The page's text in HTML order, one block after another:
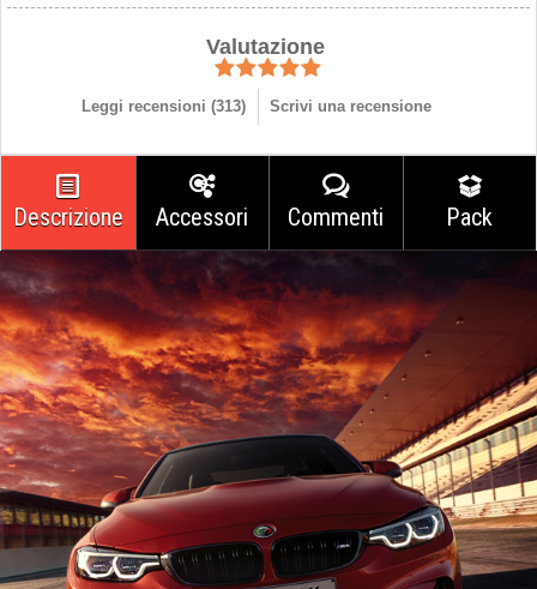
Valutazione
Leggi recensioni (313) Scrivi una recensione
Descrizione Accessori Commenti Pack